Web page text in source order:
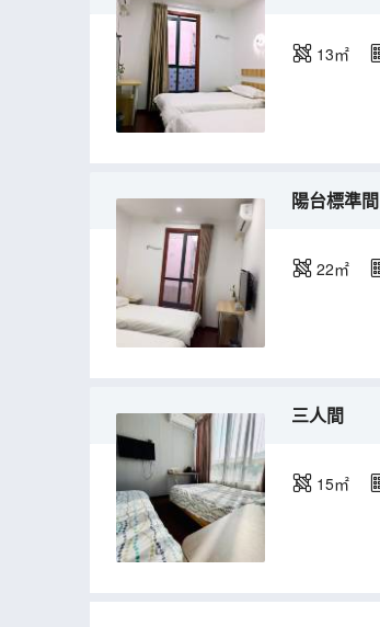
13㎡
陽台標準間
22㎡
三人間
15㎡